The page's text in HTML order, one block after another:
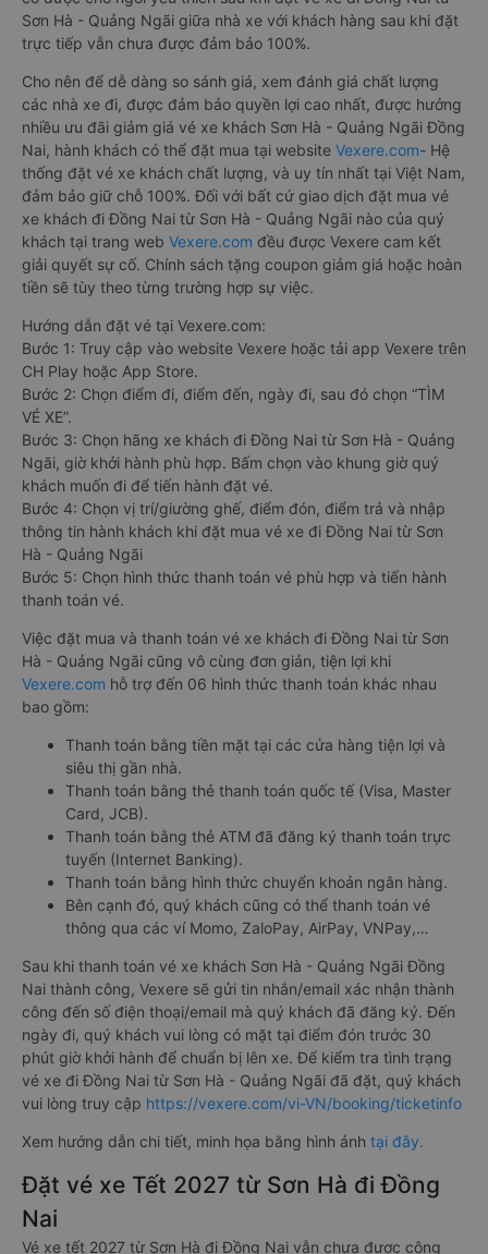
Sơn Hà - Quảng Ngãi giữa nhà xe với khách hàng sau khi đặt
trực tiếp vẫn chưa được đảm bảo 100%.
Cho nên để dễ dàng so sánh giá, xem đánh giá chất lượng
các nhà xe đi, được đảm bảo quyền lợi cao nhất, được hưởng
nhiều ưu đãi giảm giá vé xe khách Sơn Hà - Quảng Ngãi Đồng
Nai, hành khách có thể đặt mua tại website Vexere.com- Hệ
thống đặt vé xe khách chất lượng, và uy tín nhất tại Việt Nam,
đảm bảo giữ chỗ 100%. Đối với bất cứ giao dịch đặt mua vé
xe khách đi Đồng Nai từ Sơn Hà - Quảng Ngãi nào của quý
khách tại trang web Vexere.com đều được Vexere cam kết
giải quyết sự cố. Chính sách tặng coupon giảm giá hoặc hoàn
tiền sẽ tùy theo từng trường hợp sự việc.
Hướng dẫn đặt vé tại Vexere.com:
Bước 1: Truy cập vào website Vexere hoặc tải app Vexere trên
CH Play hoặc App Store.
Bước 2: Chọn điểm đi, điểm đến, ngày đi, sau đó chọn “TÌM
VÉ XE”.
Bước 3: Chọn hãng xe khách đi Đồng Nai từ Sơn Hà - Quảng
Ngãi, giờ khởi hành phù hợp. Bấm chọn vào khung giờ quý
khách muốn đi để tiến hành đặt vé.
Bước 4: Chọn vị trí/giường ghế, điểm đón, điểm trả và nhập
thông tin hành khách khi đặt mua vé xe đi Đồng Nai từ Sơn
Hà - Quảng Ngãi
Bước 5: Chọn hình thức thanh toán vé phù hợp và tiến hành
thanh toán vé.
Việc đặt mua và thanh toán vé xe khách đi Đồng Nai từ Sơn
Hà - Quảng Ngãi cũng vô cùng đơn giản, tiện lợi khi
Vexere.com hỗ trợ đến 06 hình thức thanh toán khác nhau
bao gồm:
Thanh toán bằng tiền mặt tại các cửa hàng tiện lợi và
siêu thị gần nhà.
Thanh toán bằng thẻ thanh toán quốc tế (Visa, Master
Card, JCB).
Thanh toán bằng thẻ ATM đã đăng ký thanh toán trực
tuyến (Internet Banking).
Thanh toán bằng hình thức chuyển khoản ngân hàng.
Bên cạnh đó, quý khách cũng có thể thanh toán vé
thông qua các ví Momo, ZaloPay, AirPay, VNPay,…
Sau khi thanh toán vé xe khách Sơn Hà - Quảng Ngãi Đồng
Nai thành công, Vexere sẽ gửi tin nhắn/email xác nhận thành
công đến số điện thoại/email mà quý khách đã đăng ký. Đến
ngày đi, quý khách vui lòng có mặt tại điểm đón trước 30
phút giờ khởi hành để chuẩn bị lên xe. Để kiểm tra tình trạng
vé xe đi Đồng Nai từ Sơn Hà - Quảng Ngãi đã đặt, quý khách
vui lòng truy cập https://vexere.com/vi-VN/booking/ticketinfo
Xem hướng dẫn chi tiết, minh họa bằng hình ảnh tại đây.
Đặt vé xe Tết 2027 từ Sơn Hà đi Đồng
Nai
Vé xe tết 2027 từ Sơn Hà đi Đồng Nai vẫn chưa được công